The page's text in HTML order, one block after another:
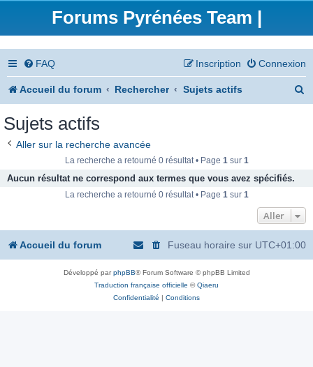
Forums Pyrénées Team |
FAQ Connexion
Inscription
Accueil du forum Rechercher Sujets actifs
e
Sujets actifs
Aller sur la recherche avancée
La recherche a retourné 0 résultat • Page 1sur 1
Aucun résultat ne correspond aux termes que vous avez spécifiés.
La recherche a retourné 0 résultat • Page 1sur 1
Aller
Accueil du forum Fuseau horaire sur UTC+01:00
Développé parphpBB® Forum Software © phpBB Limited
Traduction française officielle ©Qiaeru
Confidentialité | Conditions